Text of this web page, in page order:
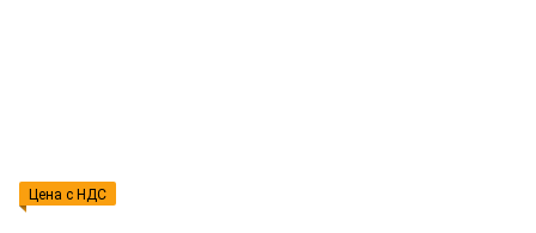
Цена с НДС